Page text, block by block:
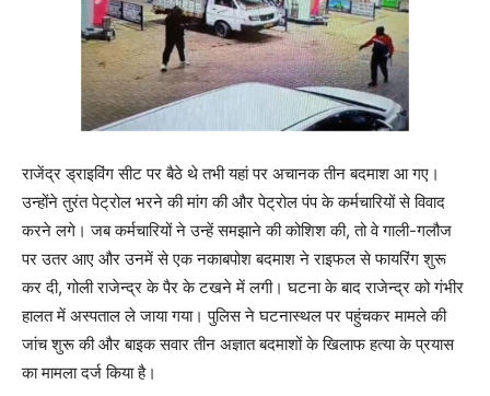
राजेंद्र ड्राइविंग सीट पर बैठे थे तभी यहां पर अचानक तीन बदमाश आ गए।
उन्होंने तुरंत पेट्रोल भरने की मांग की और पेट्रोल पंप के कर्मचारियों से विवाद
करने लगे। जब कर्मचारियों ने उन्हें समझाने की कोशिश की, तो वे गाली-गलौज
पर उतर आए और उनमें से एक नकाबपोश बदमाश ने राइफल से फायरिंग शुरू
कर दी, गोली राजेन्द्र के पैर के टखने में लगी। घटना के बाद राजेन्द्र को गंभीर
हालत में अस्पताल ले जाया गया। पुलिस ने घटनास्थल पर पहुंचकर मामले की
जांच शुरू की और बाइक सवार तीन अज्ञात बदमाशों के खिलाफ हत्या के प्रयास
का मामला दर्ज किया है।